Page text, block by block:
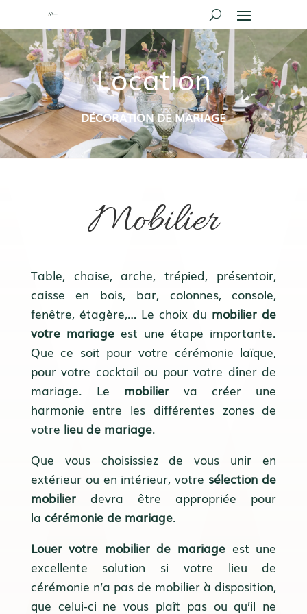
Location
DÉCORATION DE MARIAGE
Mobilier
Table, chaise, arche, trépied, présentoir,
caisse en bois, bar, colonnes, console,
fenêtre, étagère,… Le choix du mobilier de
votre mariage est une étape importante.
Que ce soit pour votre cérémonie laïque,
pour votre cocktail ou pour votre dîner de
mariage. Le
mobilier
va créer une
harmonie entre les différentes zones de
votre lieu de mariage.
Que vous choisissiez de vous unir en
extérieur ou en intérieur, votre sélection de
mobilier
devra être appropriée pour
la cérémonie de mariage.
Louer votre mobilier de mariage est une
excellente solution si votre lieu de
cérémonie n’a pas de mobilier à disposition,
que celui-ci ne vous plaît pas ou qu’il ne